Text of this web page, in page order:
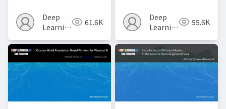
Recipes モデルマージ
の進化的最適化
Deep
Learning
61.6K
Deep
Learning
55.6K